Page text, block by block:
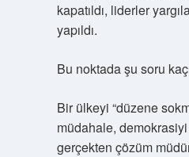
kapatıldı, liderler
yapıldı.
Bu noktada şu soru
Bir ülkeyi “düzene
müdahale, demokrasiyi
gerçekten çözüm